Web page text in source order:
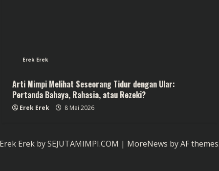
Erek Erek
Arti Mimpi Melihat Seseorang Tidur dengan Ular:
Pertanda Bahaya, Rahasia, atau Rezeki?
Erek Erek 8 Mei 2026
Erek by SEJUTAMIMPI.COM | MoreNews by AF